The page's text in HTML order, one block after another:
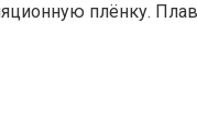
плёнку.